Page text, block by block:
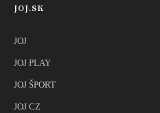
JOJ.SK
JOJ
JOJ PLAY
JOJ ŠPORT
JOJ CZ